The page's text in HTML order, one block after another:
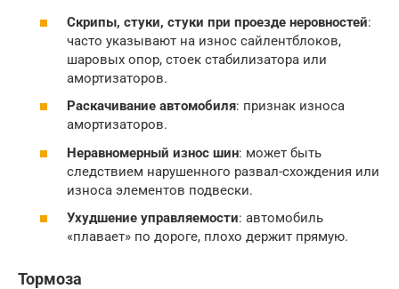
Скрипы, стуки, стуки при проезде неровностей:
часто указывают на износ сайлентблоков,
шаровых опор, стоек стабилизатора или
амортизаторов.
Раскачивание автомобиля: признак износа
амортизаторов.
Неравномерный износ шин: может быть
следствием нарушенного развал-схождения или
износа элементов подвески.
Ухудшение управляемости: автомобиль
«плавает» по дороге, плохо держит прямую.
Тормоза